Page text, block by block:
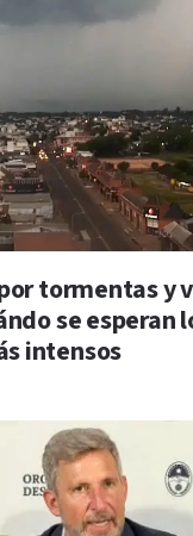
tormentas y
se esperan
intensos